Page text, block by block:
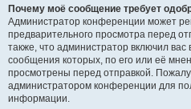
Почему моё сообщение требует
Администратор конференции может
предварительного просмотра перед
также, что администратор включил вас
сообщения которых, по его или её
просмотрены перед отправкой.
администратором конференции для
информации.